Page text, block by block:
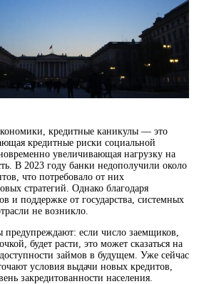
кредитные каникулы — это
кредитные риски социальной
увеличивающая нагрузку на
В 2023 году банки недополучили около
что потребовало от них
стратегий. Однако благодаря
и поддержке от государства, системных
не возникло.
предупреждают: если число заемщиков,
будет расти, это может сказаться на
займов в будущем. Уже сейчас
условия выдачи новых кредитов,
закредитованности населения.